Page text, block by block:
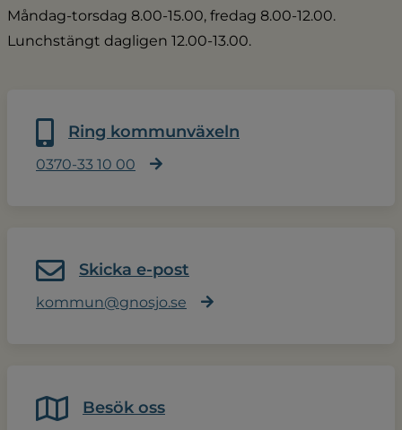
Måndag-torsdag 8.00-15.00, fredag 8.00-12.00.
Lunchstängt dagligen 12.00-13.00.
Ring kommunväxeln
0370-33 10 00
Skicka e-post
kommun@gnosjo.se
Besök oss